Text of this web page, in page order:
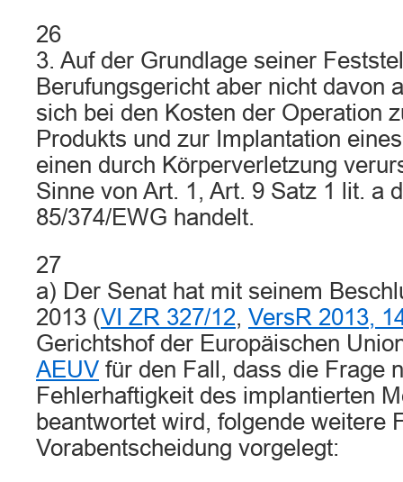
26
3. Auf der Grundlage seiner
Berufungsgericht aber nicht davon
sich bei den Kosten der Operation
Produkts und zur Implantation
einen durch Körperverletzung
Sinne von Art. 1, Art. 9 Satz 1 lit. a
85/374/EWG handelt.
27
a) Der Senat hat mit seinem
2013 (VI ZR 327/12, VersR 2013,
Gerichtshof der Europäischen
AEUV für den Fall, dass die Frage
Fehlerhaftigkeit des implantierten
beantwortet wird, folgende weitere
Vorabentscheidung vorgelegt: